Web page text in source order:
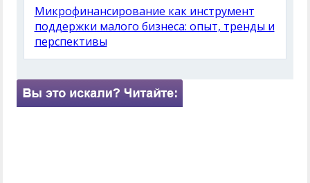
Микрофинансирование как инструмент
поддержки малого бизнеса: опыт, тренды и
перспективы